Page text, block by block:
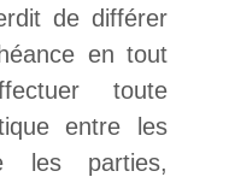
de différer
en tout
toute
entre les
les parties,